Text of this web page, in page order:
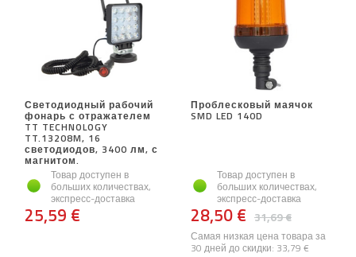
Светодиодный рабочий
фонарь с отражателем
TT TECHNOLOGY
TT.13208M, 16
светодиодов, 3400 лм, с
магнитом.
Товар доступен в
больших количествах,
экспресс-доставка
25,59 €
Проблесковый маячок
SMD LED 140D
Товар доступен в
больших количествах,
экспресс-доставка
31,69 €
28,50 €
Самая низкая цена товара за
30 дней до скидки: 33,79 €